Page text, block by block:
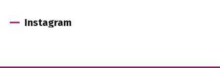
Instagram